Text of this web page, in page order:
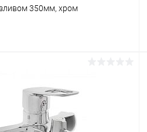
350мм, хром
В наличии